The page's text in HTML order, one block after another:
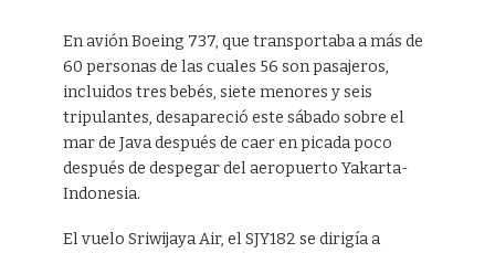
En avión Boeing 737, que transportaba a más de
60 personas de las cuales 56 son pasajeros,
incluidos tres bebés, siete menores y seis
tripulantes, desapareció este sábado sobre el
mar de Java después de caer en picada poco
después de despegar del aeropuerto Yakarta-
Indonesia.
El vuelo Sriwijaya Air, el SJY182 se dirigía a